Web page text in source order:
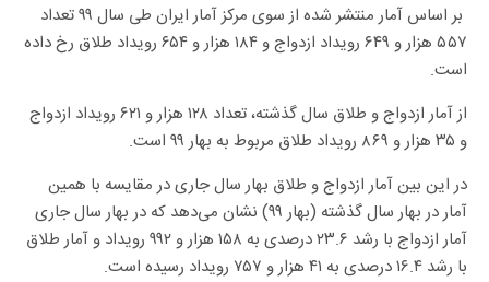
بر اساس آمار منتشر شده از سوی مرکز آمار ایران طی سال ۹۹ تعداد
۵۵۷ هزار و ۶۴۹ رویداد ازدواج و ۱۸۴ هزار و ۶۵۴ رویداد طلاق رخ داده
است.
از آمار ازدواج و طلاق سال گذشته، تعداد ۱۲۸ هزار و ۶۲۱ رویداد ازدواج
و ۳۵ هزار و ۸۶۹ رویداد طلاق مربوط به بهار ۹۹ است.
در این بین آمار ازدواج و طلاق بهار سال جاری در مقایسه با همین
آمار در بهار سال گذشته (بهار ۹۹) نشان می‌دهد که در بهار سال جاری
آمار ازدواج با رشد ۲۳.۶ درصدی به ۱۵۸ هزار و ۹۹۲ رویداد و آمار طلاق
با رشد ۱۶.۴ درصدی به ۴۱ هزار و ۷۵۷ رویداد رسیده است.